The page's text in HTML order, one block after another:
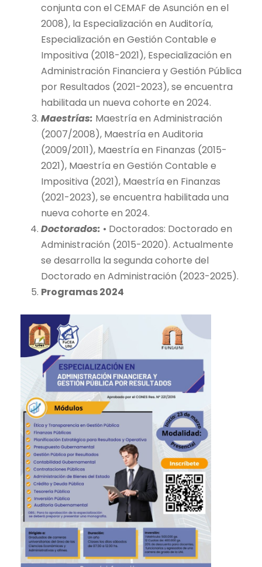
conjunta con el CEMAF de Asunción en el
2008), la Especialización en Auditoría,
Especialización en Gestión Contable e
Impositiva (2018-2021), Especialización en
Administración Financiera y Gestión Pública
por Resultados (2021-2023), se encuentra
habilitada un nueva cohorte en 2024.
Maestrías: Maestría en Administración
(2007/2008), Maestría en Auditoria
(2009/2011), Maestría en Finanzas (2015-
2021), Maestría en Gestión Contable e
Impositiva (2021), Maestría en Finanzas
(2021-2023), se encuentra habilitada una
nueva cohorte en 2024.
Doctorados: • Doctorados: Doctorado en
Administración (2015-2020). Actualmente
se desarrolla la segunda cohorte del
Doctorado en Administración (2023-2025).
Programas 2024